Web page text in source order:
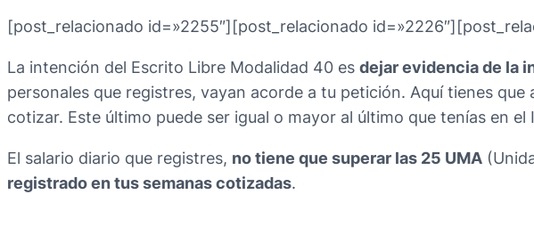
[post_relacionado id=»2255″][post_relacionado
La intención del Escrito Libre Modalidad 40 es dejar evidencia de la
personales que registres, vayan acorde a tu petición. Aquí tienes
cotizar. Este último puede ser igual o mayor al último que tenías en
El salario diario que registres, no tiene que superar las 25 UMA
registrado en tus semanas cotizadas.